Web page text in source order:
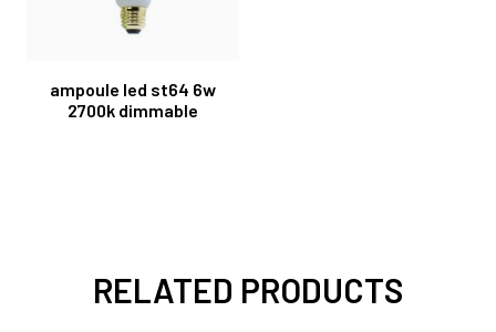
ampoule led st64 6w
2700k dimmable
RELATED PRODUCTS